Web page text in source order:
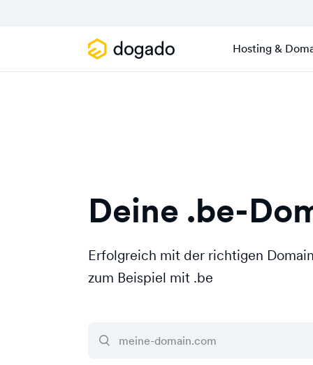
Hosting &
Deine .be-
Erfolgreich mit der richtigen
zum Beispiel mit .be